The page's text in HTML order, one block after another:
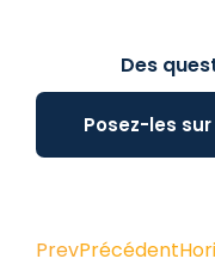
Des
Posez-les
PrevPrécédent